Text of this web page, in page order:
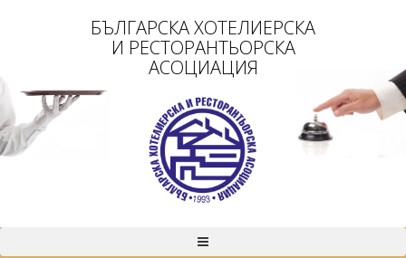
БЪЛГАРСКА ХОТЕЛИЕРСКА
И РЕСТОРАНТЬОРСКА
АСОЦИАЦИЯ